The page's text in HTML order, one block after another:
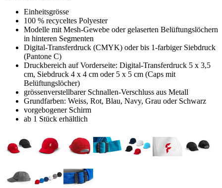
Einheitsgrösse
100 % recyceltes Polyester
Modelle mit Mesh-Gewebe oder gelaserten Belüftungslöchern
in hinteren Segmenten
Digital-Transferdruck (CMYK) oder bis 1-farbiger Siebdruck
(Pantone C)
Druckbereich auf Vorderseite: Digital-Transferdruck 5 x 3,5
cm, Siebdruck 4 x 4 cm oder 5 x 5 cm (Caps mit
Belüftungslöcher)
grössenverstellbarer Schnallen-Verschluss aus Metall
Grundfarben: Weiss, Rot, Blau, Navy, Grau oder Schwarz
vorgebogener Schirm
ab 1 Stück erhältlich